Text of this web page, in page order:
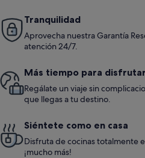
Tranquilidad
Aprovecha nuestra Garantía
atención 24/7.
Más tiempo para disfrutar
Regálate un viaje sin
que llegas a tu destino.
Siéntete como en casa
Disfruta de cocinas totalmente
¡mucho más!